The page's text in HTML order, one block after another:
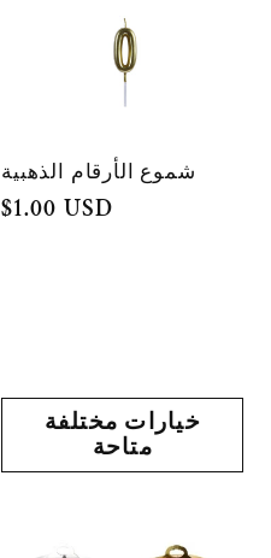
شموع الأرقام الذهبية
السعر
$1.00 USD
خيارات مختلفة
متاحة